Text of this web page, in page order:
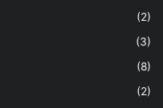
(2)
(3)
(8)
(2)